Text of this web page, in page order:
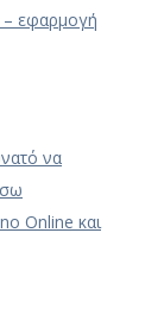
– εφαρμογή
να
Online και